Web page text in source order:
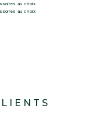
au choix
au choix